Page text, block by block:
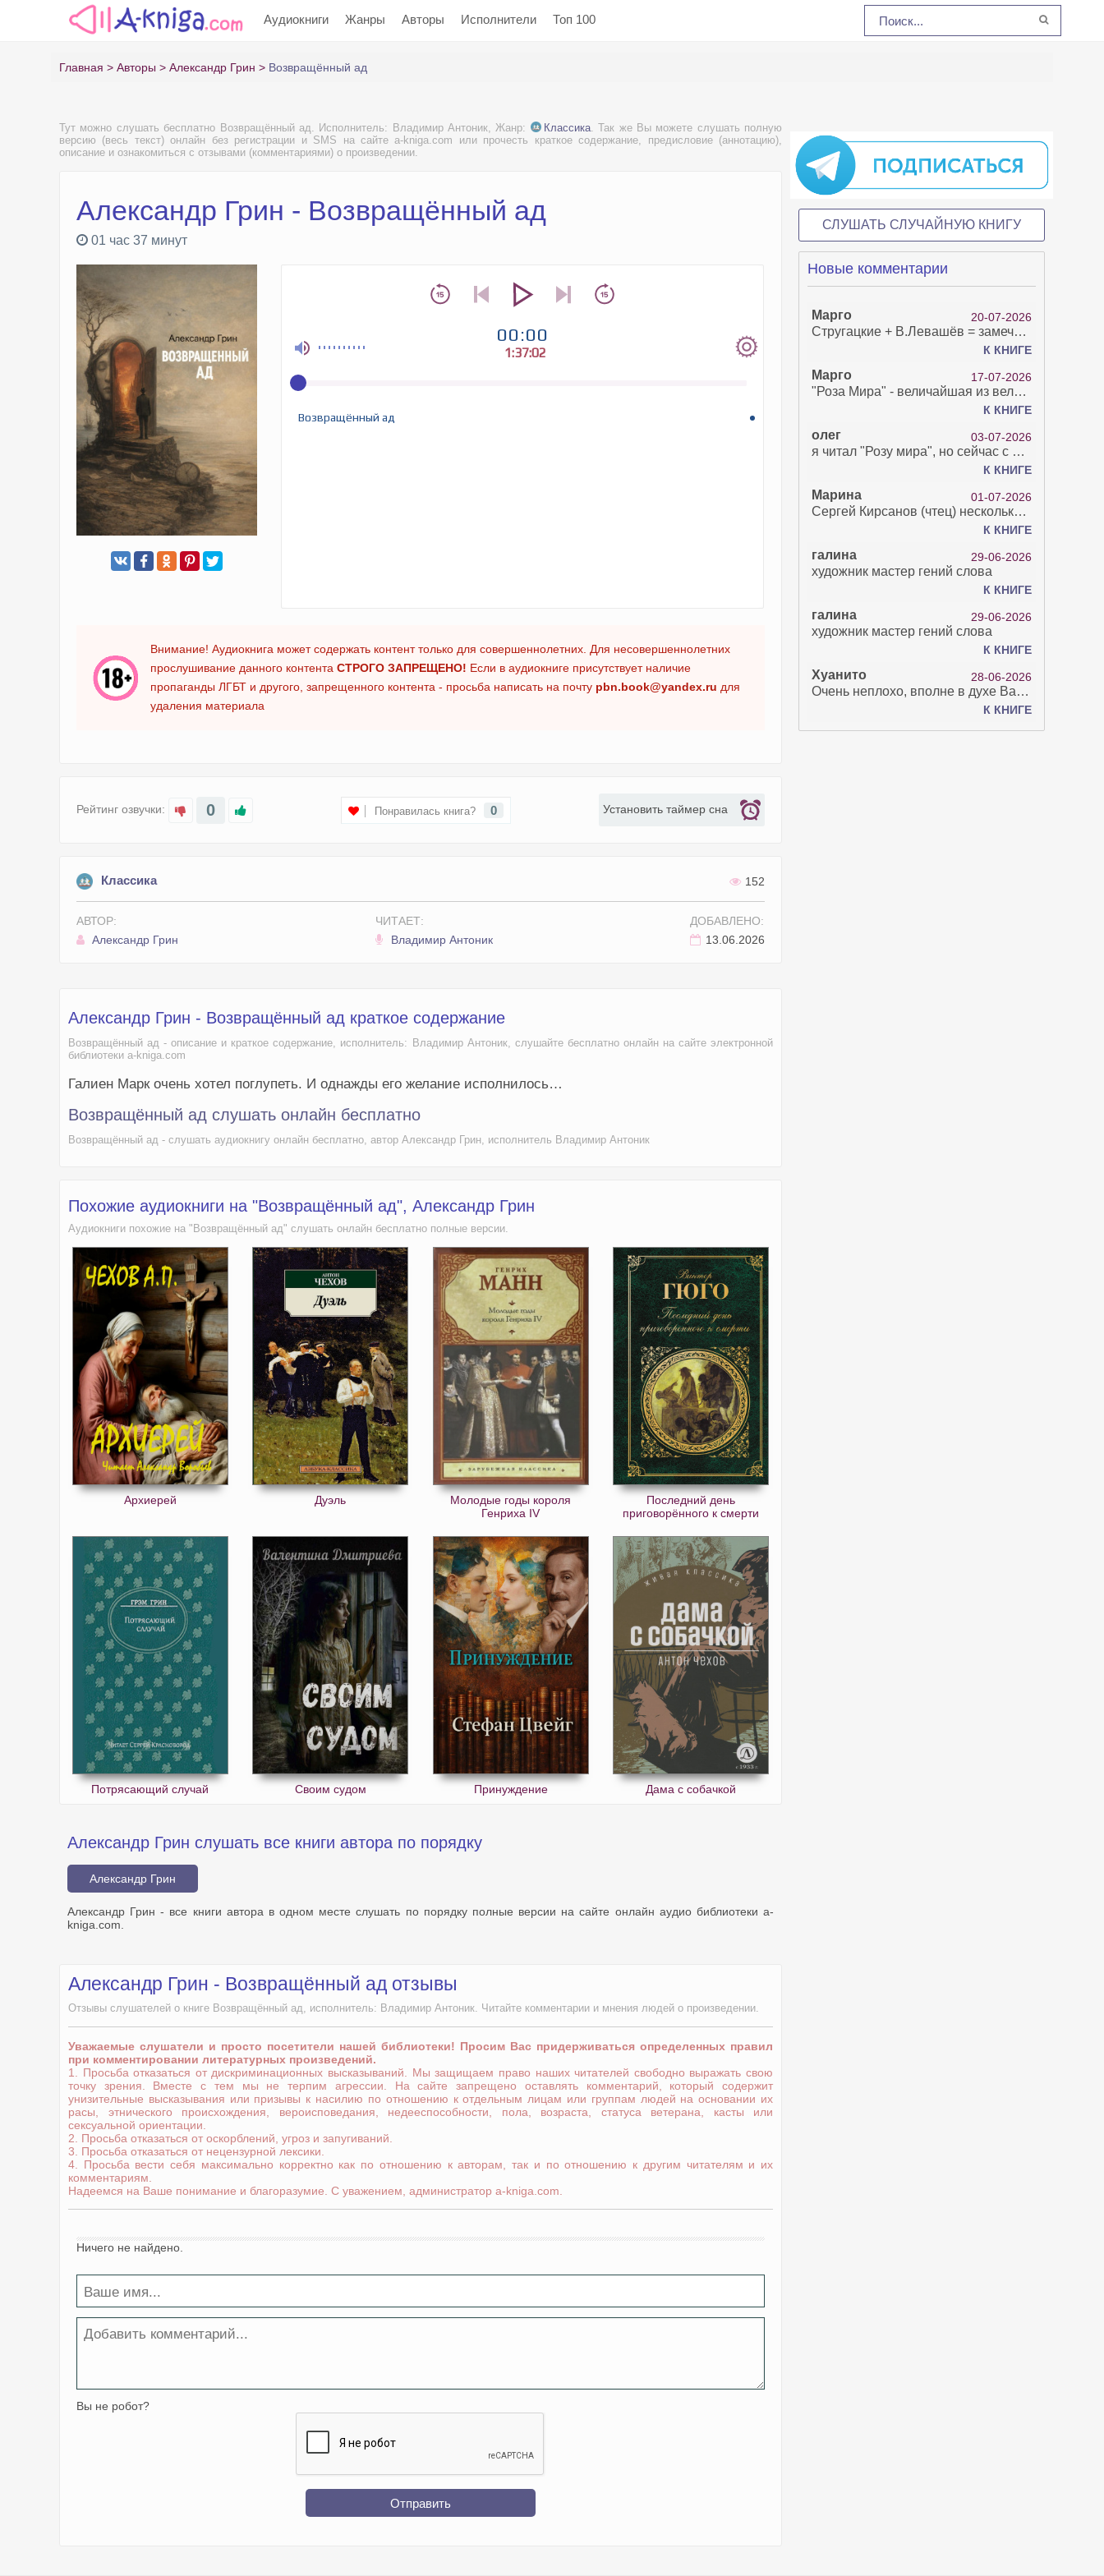
Аудиокниги Жанры Авторы Исполнители Топ 100
Главная Авторы Александр Грин Возвращённый ад
Тут можно слушать бесплатно Возвращённый ад. Исполнитель: Владимир Антоник, Жанр: Классика. Так же Вы можете слушать полную
версию (весь текст) онлайн без регистрации и SMS на сайте a-kniga.com или прочесть краткое содержание, предисловие (аннотацию),
описание и ознакомиться с отзывами (комментариями) о произведении.
Александр Грин - Возвращённый ад
01 час 37 минут
00:00
1:37:02
Возвращённый ад
Внимание! Аудиокнига может содержать контент только для совершеннолетних. Для несовершеннолетних
прослушивание данного контента СТРОГО ЗАПРЕЩЕНО! Если в аудиокниге присутствует наличие
пропаганды ЛГБТ и другого, запрещенного контента - просьба написать на почту pbn.book@yandex.ru для
удаления материала
Рейтинг озвучки: 0 Понравилась книга? 0 Установить таймер сна
Классика 152
АВТОР:
Александр Грин
ЧИТАЕТ:
Владимир Антоник
ДОБАВЛЕНО:
13.06.2026
Александр Грин - Возвращённый ад краткое содержание
Возвращённый ад - описание и краткое содержание, исполнитель: Владимир Антоник, слушайте бесплатно онлайн на сайте электронной
библиотеки a-kniga.com
Галиен Марк очень хотел поглупеть. И однажды его желание исполнилось…
Возвращённый ад слушать онлайн бесплатно
Возвращённый ад - слушать аудиокнигу онлайн бесплатно, автор Александр Грин, исполнитель Владимир Антоник
Похожие аудиокниги на "Возвращённый ад", Александр Грин
Аудиокниги похожие на "Возвращённый ад" слушать онлайн бесплатно полные версии.
Архиерей Дуэль
Молодые годы короля
Генриха IV
Последний день
приговорённого к смерти
Потрясающий случай Своим судом Принуждение Дама с собачкой
Александр Грин слушать все книги автора по порядку
Александр Грин
Александр Грин - все книги автора в одном месте слушать по порядку полные версии на сайте онлайн аудио библиотеки a-
kniga.com.
Александр Грин - Возвращённый ад отзывы
Отзывы слушателей о книге Возвращённый ад, исполнитель: Владимир Антоник. Читайте комментарии и мнения людей о произведении.
Уважаемые слушатели и просто посетители нашей библиотеки! Просим Вас придерживаться определенных правил
при комментировании литературных произведений.
1. Просьба отказаться от дискриминационных высказываний. Мы защищаем право наших читателей свободно выражать свою
точку зрения. Вместе с тем мы не терпим агрессии. На сайте запрещено оставлять комментарий, который содержит
унизительные высказывания или призывы к насилию по отношению к отдельным лицам или группам людей на основании их
расы, этнического происхождения, вероисповедания, недееспособности, пола, возраста, статуса ветерана, касты или
сексуальной ориентации.
2. Просьба отказаться от оскорблений, угроз и запугиваний.
3. Просьба отказаться от нецензурной лексики.
4. Просьба вести себя максимально корректно как по отношению к авторам, так и по отношению к другим читателям и их
комментариям.
Надеемся на Ваше понимание и благоразумие. С уважением, администратор a-kniga.com.
Ничего не найдено.
Вы не робот?
Отправить
СЛУШАТЬ СЛУЧАЙНУЮ КНИГУ
Новые комментарии
Марго 20-07-2026
Стругацкие + В.Левашёв = замечательно!
К КНИГЕ
Марго 17-07-2026
"Роза Мира" - величайшая из великих Книг - она отвечает на все вопросы, прочитать её нелегко...
К КНИГЕ
олег 03-07-2026
я читал "Розу мира", но сейчас с возрастом зрение рухнуло. Но хочется ещё почитать. Просто захватывает. Хорошо, что есть А КНИГА. Спасибо за вашу работу.
К КНИГЕ
Марина 01-07-2026
Сергей Кирсанов (чтец) несколько раз рыгнул в микрофон. В наушниках это было хорошо слышно и сильно неприятно. Я понимаю, что это бесплатная аудиокнига, но не до такой же степени наплевать на слушателя..
К КНИГЕ
галина 29-06-2026
художник мастер гений слова
К КНИГЕ
галина 29-06-2026
художник мастер гений слова
К КНИГЕ
Хуанито 28-06-2026
Очень неплохо, вполне в духе Варго!)
К КНИГЕ